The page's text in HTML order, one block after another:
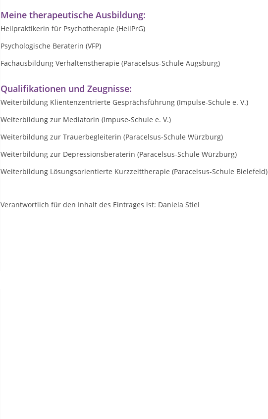
Meine therapeutische Ausbildung:
Heilpraktikerin für Psychotherapie (HeilPrG)
Psychologische Beraterin (VFP)
Fachausbildung Verhaltenstherapie (Paracelsus-Schule Augsburg)
Qualifikationen und Zeugnisse:
Weiterbildung Klientenzentrierte Gesprächsführung (Impulse-Schule e. V.)
Weiterbildung zur Mediatorin (Impuse-Schule e. V.)
Weiterbildung zur Trauerbegleiterin (Paracelsus-Schule Würzburg)
Weiterbildung zur Depressionsberaterin (Paracelsus-Schule Würzburg)
Weiterbildung Lösungsorientierte Kurzzeittherapie (Paracelsus-Schule Bielefeld)
Verantwortlich für den Inhalt des Eintrages ist: Daniela Stiel